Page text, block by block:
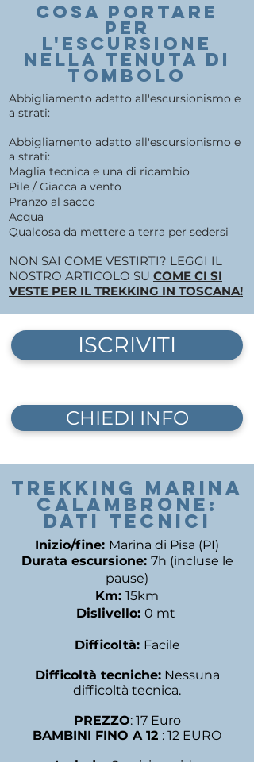
COSA PORTARE
PER
l'escursione
nella tenuta di
tombolo
Abbigliamento adatto all'escursionismo e
a strati:
Abbigliamento adatto all'escursionismo e
a strati:
Maglia tecnica e una di ricambio
Pile / Giacca a vento
Pranzo al sacco
Acqua
Qualcosa da mettere a terra per sedersi
NON SAI COME VESTIRTI? LEGGI IL
NOSTRO ARTICOLO SU COME CI SI
VESTE PER IL TREKKING IN TOSCANA!
ISCRIVITI
CHIEDI INFO
trekking MARINA
CALAMBRONE:
DATI TECNICI
Inizio/fine: Marina di Pisa (PI)
Durata escursione: 7h (incluse le
pause)
Km: 15km
Dislivello: 0 mt
Difficoltà: Facile
Difficoltà tecniche:Nessuna
difficoltà tecnica.
PREZZO: 17 Euro
BAMBINI FINO A 12 : 12 EURO